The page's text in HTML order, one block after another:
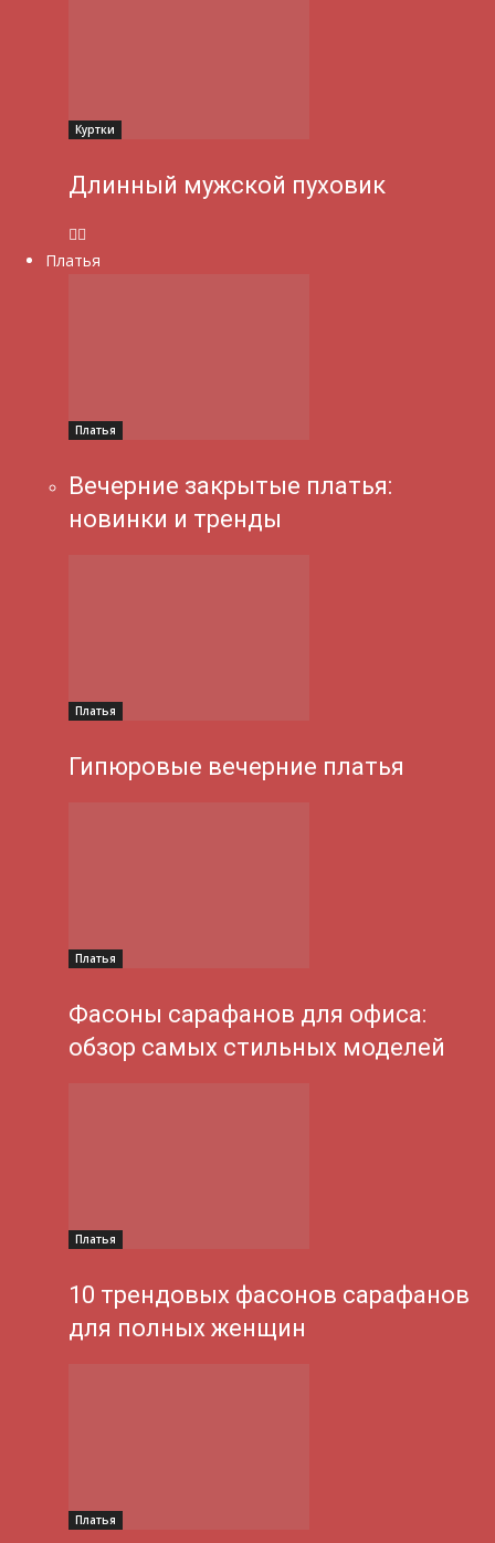
Куртки
Длинный мужской пуховик
Платья
Платья
Вечерние закрытые платья:
новинки и тренды
Платья
Гипюровые вечерние платья
Платья
Фасоны сарафанов для офиса:
обзор самых стильных моделей
Платья
10 трендовых фасонов сарафанов
для полных женщин
Платья